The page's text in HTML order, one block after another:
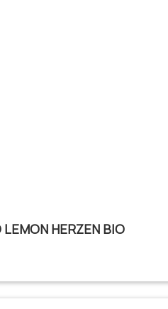
HERZEN BIO
von 0 von 5 Sternen